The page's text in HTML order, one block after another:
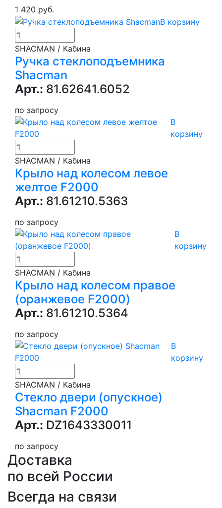
1 420 руб.
В корзину
SHACMAN / Кабина
Ручка стеклоподъемника
Shacman
Арт.: 81.62641.6052
по запросу
В
корзину
SHACMAN / Кабина
Крыло над колесом левое
желтое F2000
Арт.: 81.61210.5363
по запросу
В
корзину
SHACMAN / Кабина
Крыло над колесом правое
(оранжевое F2000)
Арт.: 81.61210.5364
по запросу
В
корзину
SHACMAN / Кабина
Стекло двери (опускное)
Shacman F2000
Арт.: DZ1643330011
по запросу
Доставка
по всей России
Всегда на связи